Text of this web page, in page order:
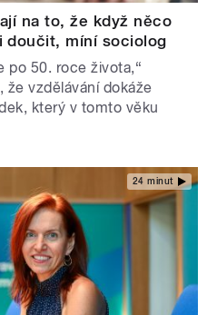
na to, že když něco
doučit, míní sociolog
po 50. roce života,“
že vzdělávání dokáže
který v tomto věku
24 minut